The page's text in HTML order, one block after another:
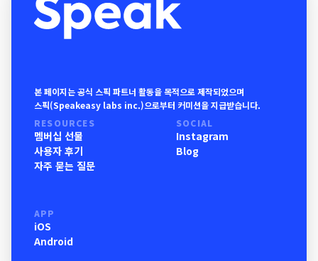
본 페이지는 공식 스픽 파트너 활동을 목적으로 제작되었으며
스픽(Speakeasy labs inc.)으로부터 커미션을 지급받습니다.
RESOURCES
멤버십 선물
사용자 후기
자주 묻는 질문
SOCIAL
Instagram
Blog
APP
iOS
Android